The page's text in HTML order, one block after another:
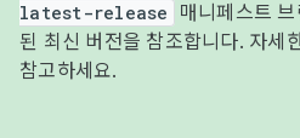
latest-release
매니페스트
된 최신 버전을 참조합니다. 자세
참고하세요.